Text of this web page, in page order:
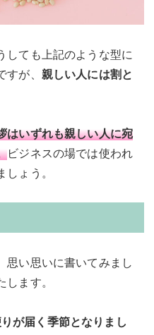
しても上記のような型に
が、 親しい人には割と
はいずれも親しい人に宛
ビジネスの場では使われ
ょう。
思い思いに書いてみまし
ます。
が届く季節となりまし